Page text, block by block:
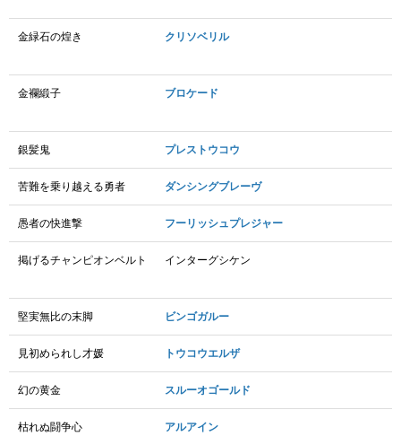
金緑石の煌き クリソベリル
金襴緞子 ブロケード
銀髪鬼 プレストウコウ
苦難を乗り越える勇者 ダンシングブレーヴ
愚者の快進撃 フーリッシュプレジャー
掲げるチャンピオンベルト インターグシケン
堅実無比の末脚 ビンゴガルー
見初められし才媛 トウコウエルザ
幻の黄金 スルーオゴールド
枯れぬ闘争心 アルアイン